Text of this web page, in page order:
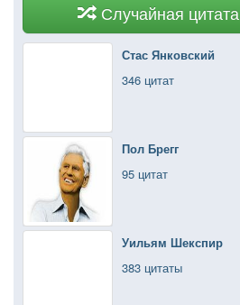
Случайная цитата
Стас Янковский
346 цитат
Пол Брегг
95 цитат
Уильям Шекспир
383 цитаты